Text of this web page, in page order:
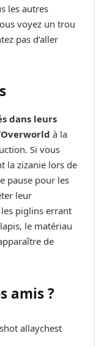
les autres
voyez un trou
pas d’aller
dans leurs
à la
Si vous
la zizanie lors de
pause pour les
leur
piglins errant
le matériau
de
amis ?